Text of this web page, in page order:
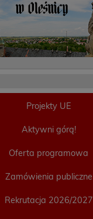
Projekty UE
Aktywni górą!
Oferta programowa
Zamówienia publiczne
Rekrutacja 2026/2027